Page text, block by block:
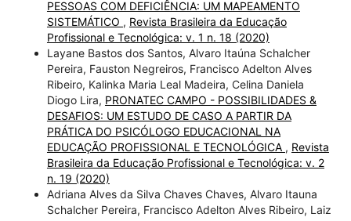
PESSOAS COM DEFICIÊNCIA: UM MAPEAMENTO
SISTEMÁTICO , Revista Brasileira da Educação
Profissional e Tecnológica: v. 1 n. 18 (2020)
Layane Bastos dos Santos, Alvaro Itaúna Schalcher
Pereira, Fauston Negreiros, Francisco Adelton Alves
Ribeiro, Kalinka Maria Leal Madeira, Celina Daniela
Diogo Lira, PRONATEC CAMPO - POSSIBILIDADES &
DESAFIOS: UM ESTUDO DE CASO A PARTIR DA
PRÁTICA DO PSICÓLOGO EDUCACIONAL NA
EDUCAÇÃO PROFISSIONAL E TECNOLÓGICA , Revista
Brasileira da Educação Profissional e Tecnológica: v. 2
n. 19 (2020)
Adriana Alves da Silva Chaves Chaves, Alvaro Itauna
Schalcher Pereira, Francisco Adelton Alves Ribeiro, Laiz